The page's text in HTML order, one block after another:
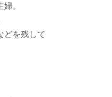
。
どを残して